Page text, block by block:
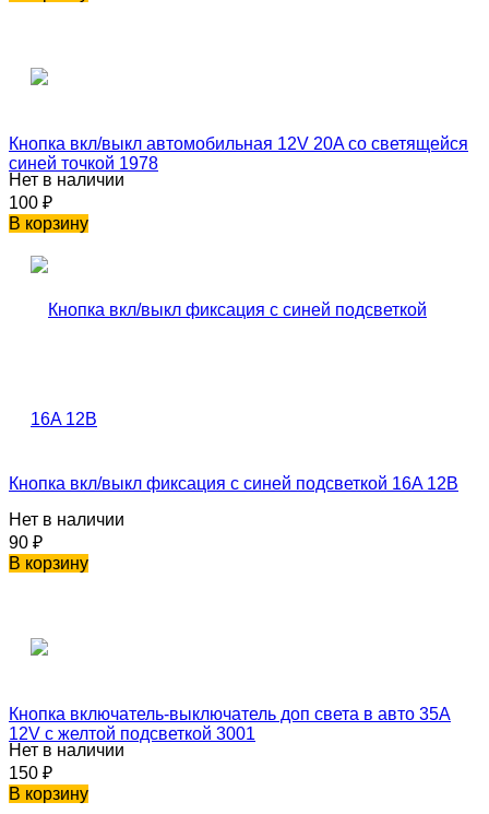
Кнопка вкл/выкл автомобильная 12V 20A со светящейся
синей точкой 1978
Нет в наличии
100 ₽
В корзину
Кнопка вкл/выкл фиксация с синей подсветкой 16A 12В
Нет в наличии
90 ₽
В корзину
Кнопка включатель-выключатель доп света в авто 35A
12V с желтой подсветкой 3001
Нет в наличии
150 ₽
В корзину